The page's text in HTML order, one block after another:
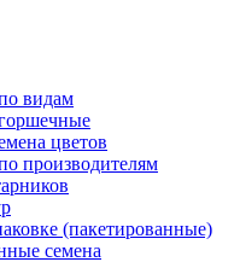
видам
цветов
производителям
(пакетированные)
семена